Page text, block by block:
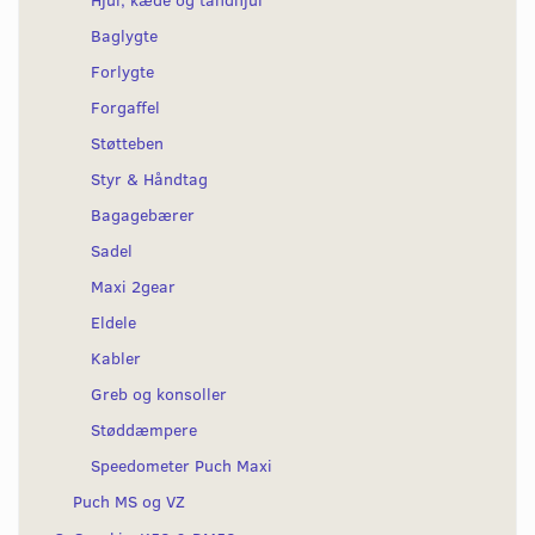
Baglygte
Forlygte
Forgaffel
Støtteben
Styr & Håndtag
Bagagebærer
Sadel
Maxi 2gear
Eldele
Kabler
Greb og konsoller
Støddæmpere
Speedometer Puch Maxi
Puch MS og VZ